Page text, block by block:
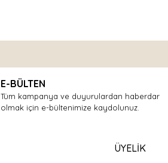
Yorum Yaz
E-BÜLTEN
Tüm kampanya ve duyurulardan haberdar
olmak için e-bültenimize kaydolunuz.
ÜYELİK